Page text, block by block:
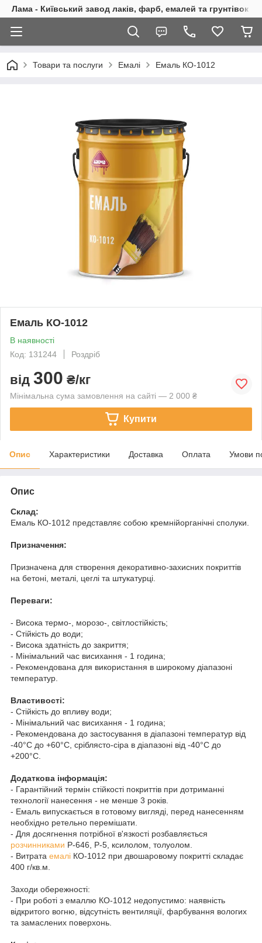
Лама - Київський завод лаків, фарб, емалей та грунтівок
Товари та послуги Емалі Емаль КО-1012
Емаль КО-1012
В наявності
Код: 131244
Роздріб
від 300 ₴/кг
Мінімальна сума замовлення на сайті — 2 000 ₴
Купити
Опис Характеристики Доставка Оплата Умови
Опис
Склад:
Емаль КО-1012 представляє собою кремнійорганічні сполуки.
Призначення:
Призначена для створення декоративно-захисних покриттів
на бетоні, металі, цеглі та штукатурці.
Переваги:
- Висока термо-, морозо-, світлостійкість;
- Стійкість до води;
- Висока здатність до закриття;
- Мінімальний час висихання - 1 година;
- Рекомендована для використання в широкому діапазоні
температур.
Властивості:
- Стійкість до впливу води;
- Мінімальний час висихання - 1 година;
- Рекомендована до застосування в діапазоні температур від
-40°C до +60°C, сріблясто-сіра в діапазоні від -40°C до
+200°C.
Додаткова інформація:
- Гарантійний термін стійкості покриттів при дотриманні
технології нанесення - не менше 3 років.
- Емаль випускається в готовому вигляді, перед нанесенням
необхідно ретельно перемішати.
- Для досягнення потрібної в'язкості розбавляється
розчинниками P-646, P-5, ксилолом, толуолом.
- Витрата емалі КО-1012 при двошаровому покритті складає
400 г/кв.м.
Заходи обережності:
- При роботі з емаллю КО-1012 недопустимо: наявність
відкритого вогню, відсутність вентиляції, фарбування вологих
та замаслених поверхонь.